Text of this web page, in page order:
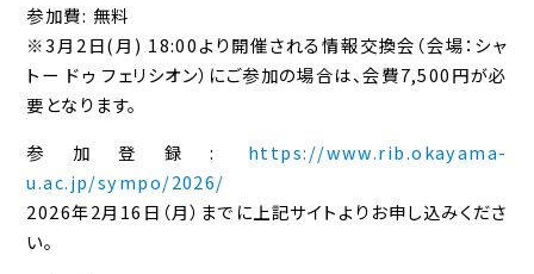
参加費: 無料
※3月2日(月) 18:00より開催される情報交換会（会場：シャ
トー ドゥ フェリシオン）にご参加の場合は、会費7,500円が必
要となります。
参加登録: https://www.rib.okayama-
u.ac.jp/sympo/2026/
2026年2月16日（月）までに上記サイトよりお申し込みくださ
い。